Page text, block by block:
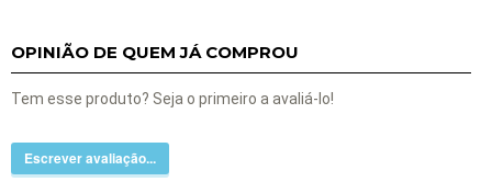
OPINIÃO DE QUEM JÁ COMPROU
Tem esse produto? Seja o primeiro a avaliá-lo!
Escrever avaliação...